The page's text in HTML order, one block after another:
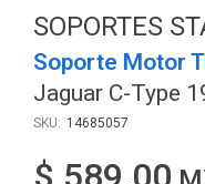
SOPORTES
Soporte Motor
Jaguar C-Type
14685057